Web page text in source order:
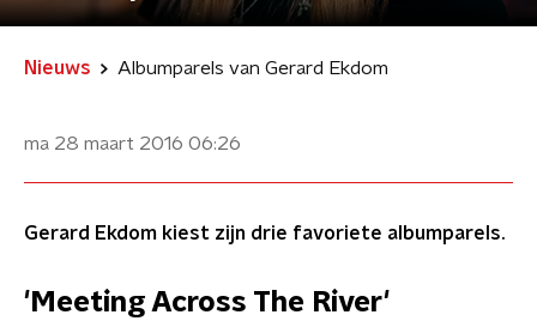
Nieuws Albumparels van Gerard Ekdom
ma 28 maart 2016 06:26
Gerard Ekdom kiest zijn drie favoriete albumparels.
'Meeting Across The River'